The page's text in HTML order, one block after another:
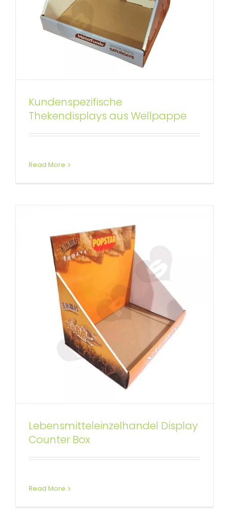
Kundenspezifische
Thekendisplays aus Wellpappe
Read More
Lebensmitteleinzelhandel
Display Counter Box
Benutzerdefinierte Thekendisplays
Lebensmitteleinzelhandel Display
Counter Box
Read More
Kundenspezifische Lippenstift-
Thekendisplays aus Pappe
Benutzerdefinierte Thekendisplays